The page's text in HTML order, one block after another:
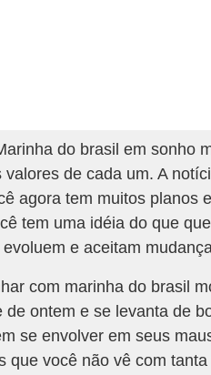
do brasil em sonho
valores de cada um. A
agora tem muitos planos
tem uma idéia do que
e aceitam
com marinha do brasil
de ontem e se levanta de
se envolver em seus
que você não vê com